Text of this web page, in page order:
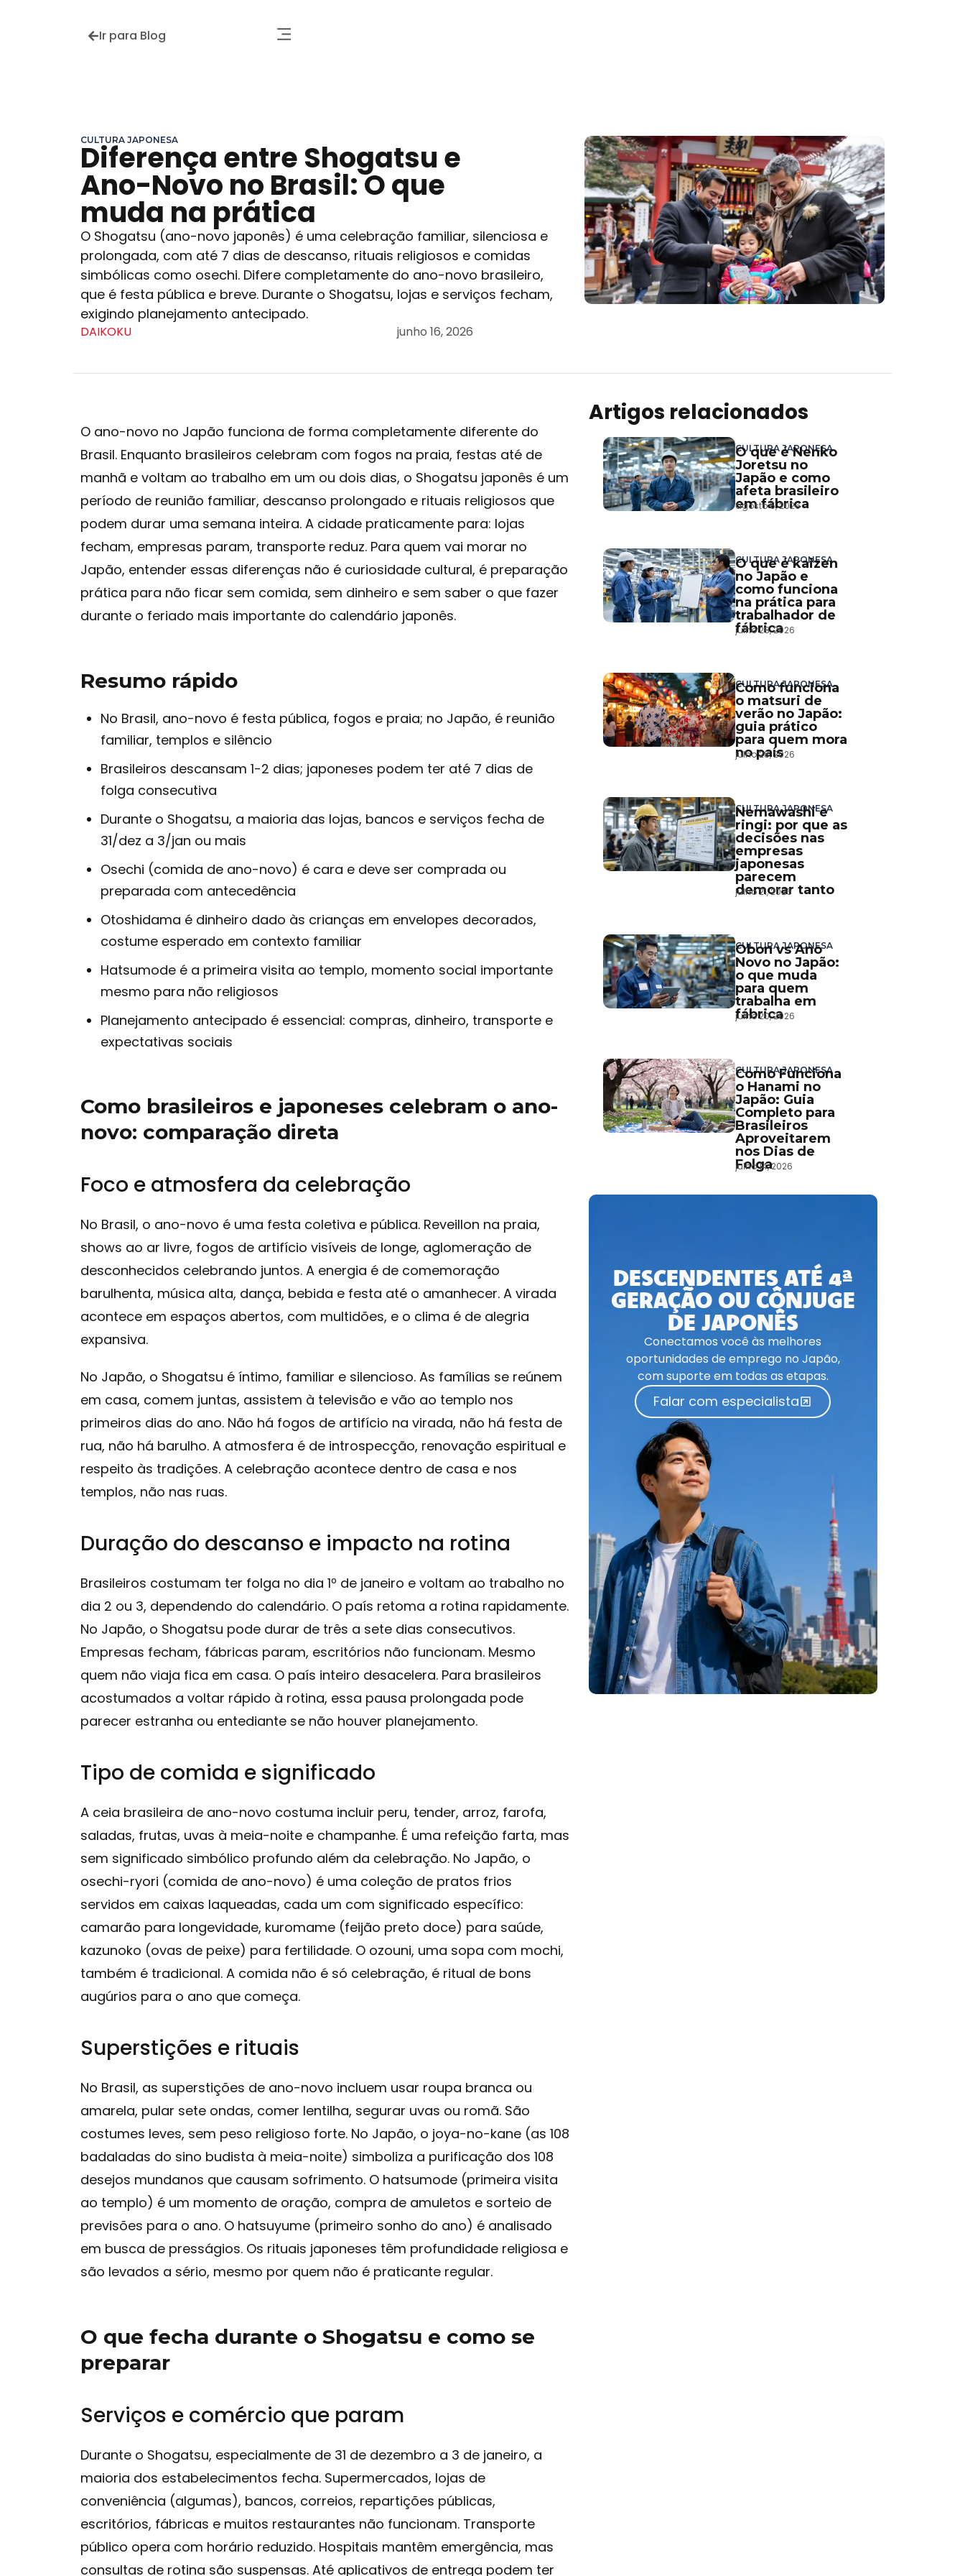
Ir para Blog
CULTURA JAPONESA
Diferença entre Shogatsu e
Ano-Novo no Brasil: O que
muda na prática
O Shogatsu (ano-novo japonês) é uma celebração familiar, silenciosa e
prolongada, com até 7 dias de descanso, rituais religiosos e comidas
simbólicas como osechi. Difere completamente do ano-novo brasileiro,
que é festa pública e breve. Durante o Shogatsu, lojas e serviços fecham,
exigindo planejamento antecipado.
DAIKOKU junho 16, 2026
O ano-novo no Japão funciona de forma completamente diferente do
Brasil. Enquanto brasileiros celebram com fogos na praia, festas até de
manhã e voltam ao trabalho em um ou dois dias, o Shogatsu japonês é um
período de reunião familiar, descanso prolongado e rituais religiosos que
podem durar uma semana inteira. A cidade praticamente para: lojas
fecham, empresas param, transporte reduz. Para quem vai morar no
Japão, entender essas diferenças não é curiosidade cultural, é preparação
prática para não ficar sem comida, sem dinheiro e sem saber o que fazer
durante o feriado mais importante do calendário japonês.
Resumo rápido
No Brasil, ano-novo é festa pública, fogos e praia; no Japão, é reunião
familiar, templos e silêncio
Brasileiros descansam 1-2 dias; japoneses podem ter até 7 dias de
folga consecutiva
Durante o Shogatsu, a maioria das lojas, bancos e serviços fecha de
31/dez a 3/jan ou mais
Osechi (comida de ano-novo) é cara e deve ser comprada ou
preparada com antecedência
Otoshidama é dinheiro dado às crianças em envelopes decorados,
costume esperado em contexto familiar
Hatsumode é a primeira visita ao templo, momento social importante
mesmo para não religiosos
Planejamento antecipado é essencial: compras, dinheiro, transporte e
expectativas sociais
Como brasileiros e japoneses celebram o ano-
novo: comparação direta
Foco e atmosfera da celebração
No Brasil, o ano-novo é uma festa coletiva e pública. Reveillon na praia,
shows ao ar livre, fogos de artifício visíveis de longe, aglomeração de
desconhecidos celebrando juntos. A energia é de comemoração
barulhenta, música alta, dança, bebida e festa até o amanhecer. A virada
acontece em espaços abertos, com multidões, e o clima é de alegria
expansiva.
No Japão, o Shogatsu é íntimo, familiar e silencioso. As famílias se reúnem
em casa, comem juntas, assistem à televisão e vão ao templo nos
primeiros dias do ano. Não há fogos de artifício na virada, não há festa de
rua, não há barulho. A atmosfera é de introspecção, renovação espiritual e
respeito às tradições. A celebração acontece dentro de casa e nos
templos, não nas ruas.
Duração do descanso e impacto na rotina
Brasileiros costumam ter folga no dia 1º de janeiro e voltam ao trabalho no
dia 2 ou 3, dependendo do calendário. O país retoma a rotina rapidamente.
No Japão, o Shogatsu pode durar de três a sete dias consecutivos.
Empresas fecham, fábricas param, escritórios não funcionam. Mesmo
quem não viaja fica em casa. O país inteiro desacelera. Para brasileiros
acostumados a voltar rápido à rotina, essa pausa prolongada pode
parecer estranha ou entediante se não houver planejamento.
Tipo de comida e significado
A ceia brasileira de ano-novo costuma incluir peru, tender, arroz, farofa,
saladas, frutas, uvas à meia-noite e champanhe. É uma refeição farta, mas
sem significado simbólico profundo além da celebração. No Japão, o
osechi-ryori (comida de ano-novo) é uma coleção de pratos frios
servidos em caixas laqueadas, cada um com significado específico:
camarão para longevidade, kuromame (feijão preto doce) para saúde,
kazunoko (ovas de peixe) para fertilidade. O ozouni, uma sopa com mochi,
também é tradicional. A comida não é só celebração, é ritual de bons
augúrios para o ano que começa.
Superstições e rituais
No Brasil, as superstições de ano-novo incluem usar roupa branca ou
amarela, pular sete ondas, comer lentilha, segurar uvas ou romã. São
costumes leves, sem peso religioso forte. No Japão, o joya-no-kane (as 108
badaladas do sino budista à meia-noite) simboliza a purificação dos 108
desejos mundanos que causam sofrimento. O hatsumode (primeira visita
ao templo) é um momento de oração, compra de amuletos e sorteio de
previsões para o ano. O hatsuyume (primeiro sonho do ano) é analisado
em busca de presságios. Os rituais japoneses têm profundidade religiosa e
são levados a sério, mesmo por quem não é praticante regular.
O que fecha durante o Shogatsu e como se
preparar
Serviços e comércio que param
Durante o Shogatsu, especialmente de 31 de dezembro a 3 de janeiro, a
maioria dos estabelecimentos fecha. Supermercados, lojas de
conveniência (algumas), bancos, correios, repartições públicas,
escritórios, fábricas e muitos restaurantes não funcionam. Transporte
público opera com horário reduzido. Hospitais mantêm emergência, mas
consultas de rotina são suspensas. Até aplicativos de entrega podem ter
Artigos relacionados
CULTURA JAPONESA
O que é Nenko
Joretsu no
Japão e como
afeta brasileiro
em fábrica
agosto 5, 2026
CULTURA JAPONESA
O que é kaizen
no Japão e
como funciona
na prática para
trabalhador de
fábrica
julho 28, 2026
CULTURA JAPONESA
Como funciona
o matsuri de
verão no Japão:
guia prático
para quem mora
no país
julho 28, 2026
CULTURA JAPONESA
Nemawashi e
ringi: por que as
decisões nas
empresas
japonesas
parecem
demorar tanto
julho 21, 2026
CULTURA JAPONESA
Obon vs Ano
Novo no Japão:
o que muda
para quem
trabalha em
fábrica
julho 20, 2026
CULTURA JAPONESA
Como Funciona
o Hanami no
Japão: Guia
Completo para
Brasileiros
Aproveitarem
nos Dias de
Folga
julho 14, 2026
DESCENDENTES ATÉ 4ª
GERAÇÃO OU CÔNJUGE
DE JAPONÊS
Conectamos você às melhores
oportunidades de emprego no Japão,
com suporte em todas as etapas.
Falar com especialista